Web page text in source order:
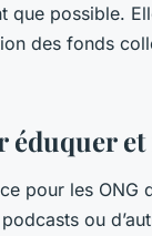
que possible.
des fonds
éduquer
pour les ONG
ou